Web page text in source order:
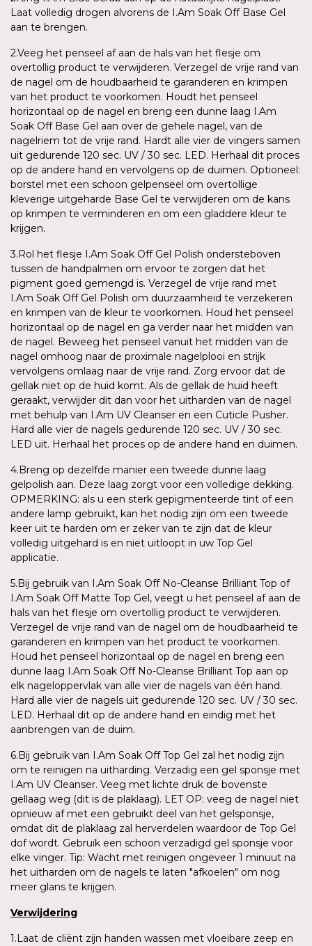
Laat volledig drogen alvorens de I.Am Soak Off Base Gel
aan te brengen.
2.Veeg het penseel af aan de hals van het flesje om
overtollig product te verwijderen. Verzegel de vrije rand van
de nagel om de houdbaarheid te garanderen en krimpen
van het product te voorkomen. Houdt het penseel
horizontaal op de nagel en breng een dunne laag I.Am
Soak Off Base Gel aan over de gehele nagel, van de
nagelriem tot de vrije rand. Hardt alle vier de vingers samen
uit gedurende 120 sec. UV / 30 sec. LED. Herhaal dit proces
op de andere hand en vervolgens op de duimen. Optioneel:
borstel met een schoon gelpenseel om overtollige
kleverige uitgeharde Base Gel te verwijderen om de kans
op krimpen te verminderen en om een gladdere kleur te
krijgen.
3.Rol het flesje I.Am Soak Off Gel Polish ondersteboven
tussen de handpalmen om ervoor te zorgen dat het
pigment goed gemengd is. Verzegel de vrije rand met
I.Am Soak Off Gel Polish om duurzaamheid te verzekeren
en krimpen van de kleur te voorkomen. Houd het penseel
horizontaal op de nagel en ga verder naar het midden van
de nagel. Beweeg het penseel vanuit het midden van de
nagel omhoog naar de proximale nagelplooi en strijk
vervolgens omlaag naar de vrije rand. Zorg ervoor dat de
gellak niet op de huid komt. Als de gellak de huid heeft
geraakt, verwijder dit dan voor het uitharden van de nagel
met behulp van I.Am UV Cleanser en een Cuticle Pusher.
Hard alle vier de nagels gedurende 120 sec. UV / 30 sec.
LED uit. Herhaal het proces op de andere hand en duimen.
4.Breng op dezelfde manier een tweede dunne laag
gelpolish aan. Deze laag zorgt voor een volledige dekking.
OPMERKING: als u een sterk gepigmenteerde tint of een
andere lamp gebruikt, kan het nodig zijn om een tweede
keer uit te harden om er zeker van te zijn dat de kleur
volledig uitgehard is en niet uitloopt in uw Top Gel
applicatie.
5.Bij gebruik van I.Am Soak Off No-Cleanse Brilliant Top of
I.Am Soak Off Matte Top Gel, veegt u het penseel af aan de
hals van het flesje om overtollig product te verwijderen.
Verzegel de vrije rand van de nagel om de houdbaarheid te
garanderen en krimpen van het product te voorkomen.
Houd het penseel horizontaal op de nagel en breng een
dunne laag I.Am Soak Off No-Cleanse Brilliant Top aan op
elk nageloppervlak van alle vier de nagels van één hand.
Hard alle vier de nagels uit gedurende 120 sec. UV / 30 sec.
LED. Herhaal dit op de andere hand en eindig met het
aanbrengen van de duim.
6.Bij gebruik van I.Am Soak Off Top Gel zal het nodig zijn
om te reinigen na uitharding. Verzadig een gel sponsje met
I.Am UV Cleanser. Veeg met lichte druk de bovenste
gellaag weg (dit is de plaklaag). LET OP: veeg de nagel niet
opnieuw af met een gebruikt deel van het gelsponsje,
omdat dit de plaklaag zal herverdelen waardoor de Top Gel
dof wordt. Gebruik een schoon verzadigd gel sponsje voor
elke vinger. Tip: Wacht met reinigen ongeveer 1 minuut na
het uitharden om de nagels te laten "afkoelen" om nog
meer glans te krijgen.
Verwijdering
1.Laat de cliënt zijn handen wassen met vloeibare zeep en